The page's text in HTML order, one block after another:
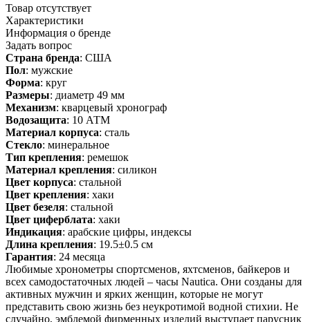
Товар отсутствует
Характеристики
Информация о бренде
Задать вопрос
Страна бренда: США
Пол: мужские
Форма: круг
Размеры: диаметр 49 мм
Механизм: кварцевый хронограф
Водозащита: 10 АТМ
Материал корпуса: сталь
Стекло: минеральное
Тип крепления: ремешок
Материал крепления: силикон
Цвет корпуса: стальной
Цвет крепления: хаки
Цвет безеля: стальной
Цвет циферблата: хаки
Индикация: арабские цифры, индексы
Длина крепления: 19.5±0.5 см
Гарантия: 24 месяца
Любимые хронометры спортсменов, яхтсменов, байкеров и
всех самодостаточных людей – часы Nautica. Они созданы для
активных мужчин и ярких женщин, которые не могут
представить свою жизнь без неукротимой водной стихии. Не
случайно, эмблемой фирменных изделий выступает парусник